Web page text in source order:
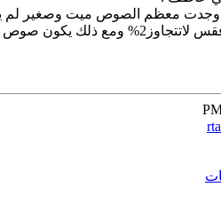
وجدت معظم الصوص ميت وصغير لم
يكون صوص الرومي مكسح.